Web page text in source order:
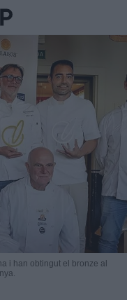
i han obtingut el bronze al